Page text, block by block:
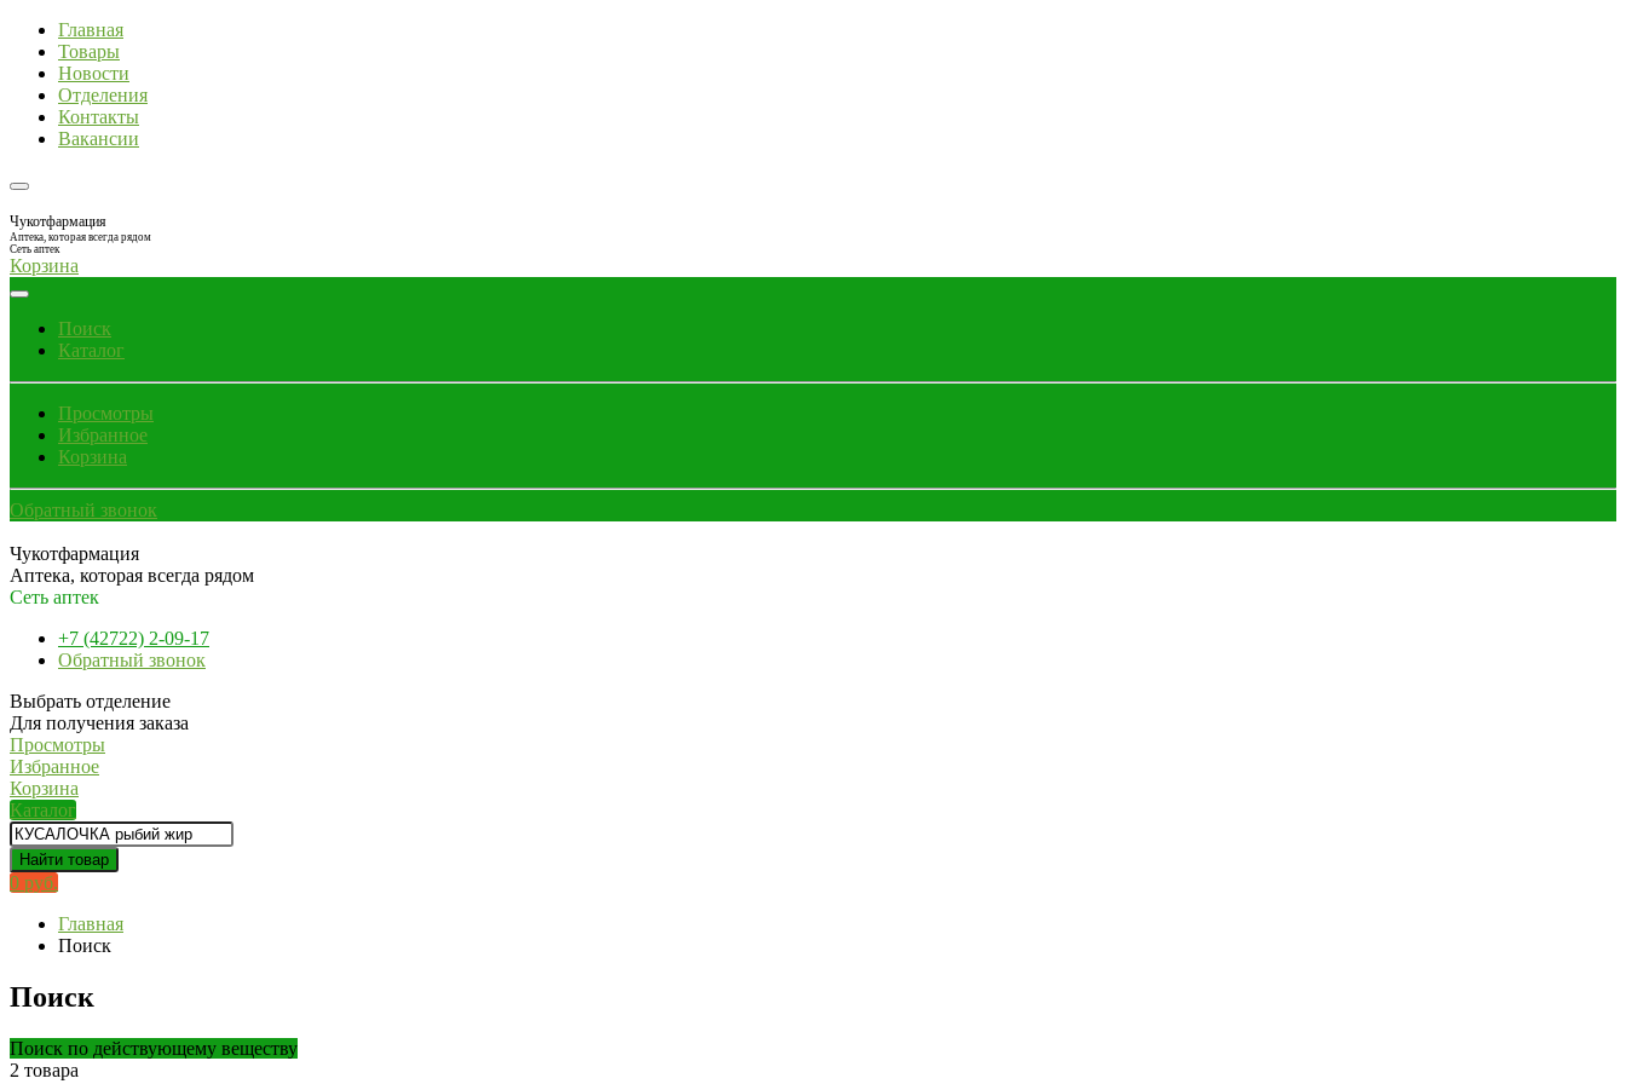
Главная
Товары
Новости
Отделения
Контакты
Вакансии
Чукотфармация
Аптека, которая всегда рядом
Сеть аптек
Корзина
Поиск
Каталог
Просмотры
Избранное
Корзина
Обратный звонок
Чукотфармация
Аптека, которая всегда рядом
Сеть аптек
+7 (42722) 2-09-17
Обратный звонок
Выбрать отделение
Для получения заказа
Просмотры
Избранное
Корзина
Каталог
Найти товар
0 руб.
Главная
Поиск
Поиск
Поиск по действующему веществу
2 товара